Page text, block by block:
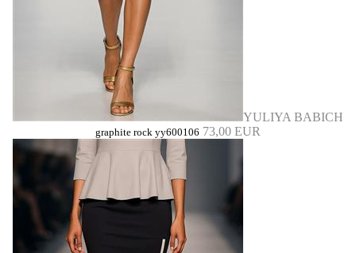
YULIYA BABICH
graphite rock yy600106 73,00 EUR